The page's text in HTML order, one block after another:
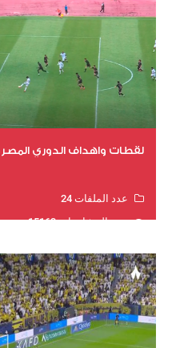
لقطات واهداف الدوري المصري
عدد الملفات 24
عدد المشاهدات 15163